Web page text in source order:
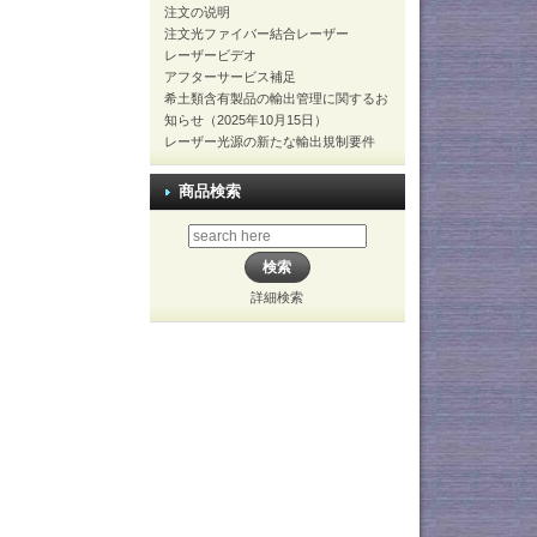
注文の说明
注文光ファイバー結合レーザー
レーザービデオ
アフターサービス補足
希土類含有製品の輸出管理に関するお
知らせ（2025年10月15日）
レーザー光源の新たな輸出規制要件
商品検索
詳細検索